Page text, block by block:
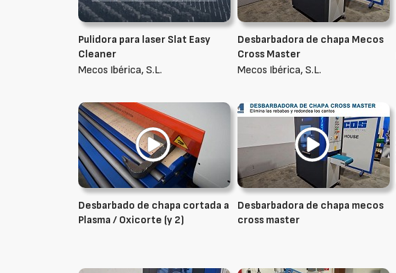
Pulidora para laser Slat Easy
Cleaner
Mecos Ibérica, S.L.
Desbarbadora de chapa Mecos
Cross Master
Mecos Ibérica, S.L.
Desbarbado de chapa cortada a
Plasma / Oxicorte (y 2)
Desbarbadora de chapa mecos
cross master